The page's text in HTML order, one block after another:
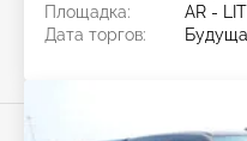
Площадка:
AR -
Дата торгов: